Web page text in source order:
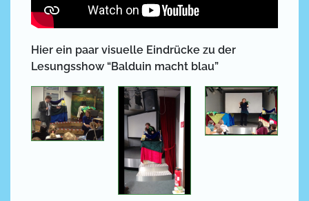
Hier ein paar visuelle Eindrücke zu der
Lesungsshow “Balduin macht blau”